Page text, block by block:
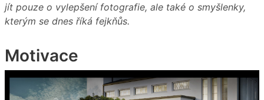
jít pouze o vylepšení fotografie, ale také o smyšlenky,
kterým se dnes říká fejkňůs.
Motivace